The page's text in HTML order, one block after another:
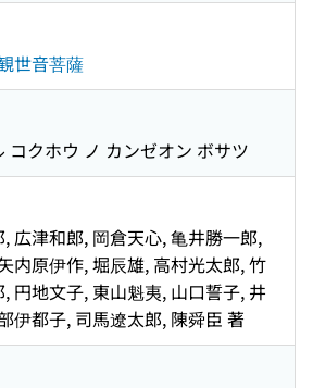
世音菩薩
コクホウ ノ カンゼオン ボサツ
広津和郎, 岡倉天心, 亀井勝一郎,
内原伊作, 堀辰雄, 高村光太郎, 竹
円地文子, 東山魁夷, 山口誓子, 井
伊都子, 司馬遼太郎, 陳舜臣 著